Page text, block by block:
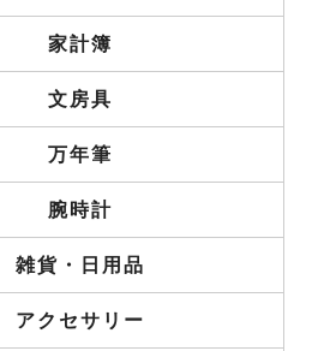
家計簿
文房具
万年筆
腕時計
雑貨・日用品
アクセサリー